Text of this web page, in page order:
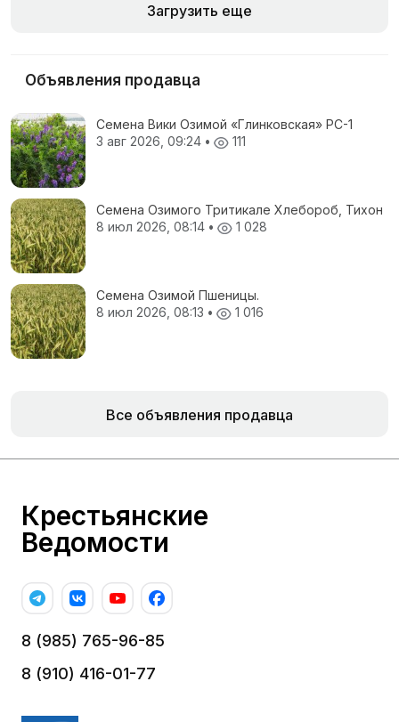
Загрузить еще
Объявления продавца
Семена Вики Озимой «Глинковская» РС-1
3 авг 2026, 09:24 • 111
Семена Озимого Тритикале Хлебороб, Тихон
8 июл 2026, 08:14 • 1 028
Семена Озимой Пшеницы.
8 июл 2026, 08:13 • 1 016
Все объявления продавца
Крестьянские
Ведомости
8 (985) 765-96-85
8 (910) 416-01-77